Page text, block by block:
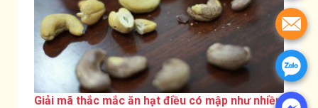
Giải mã thắc mắc ăn hạt điều có mập như nhiều